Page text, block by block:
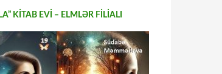
KİTAB EVİ – ELMLƏR FİLİALI